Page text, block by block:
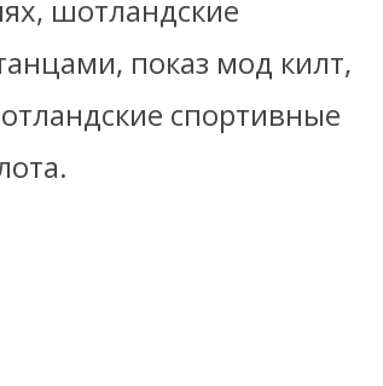
шотландские
показ мод килт,
спортивные